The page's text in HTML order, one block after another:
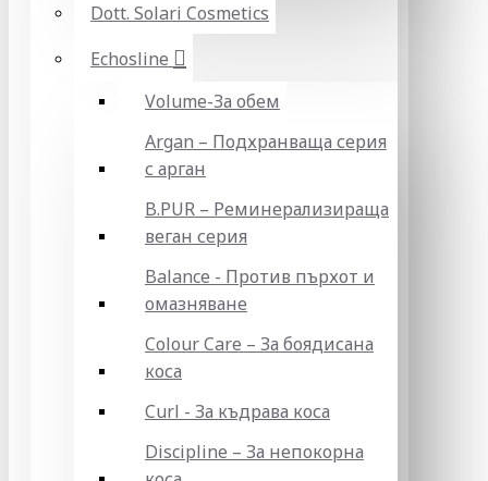
Dott. Solari Cosmetics
Echosline
Volume-За обем
Argan – Подхранваща серия
с арган
B.PUR – Реминерализираща
веган серия
Balance - Против пърхот и
омазняване
Colour Care – За боядисана
коса
Curl - За къдрава коса
Discipline – За непокорна